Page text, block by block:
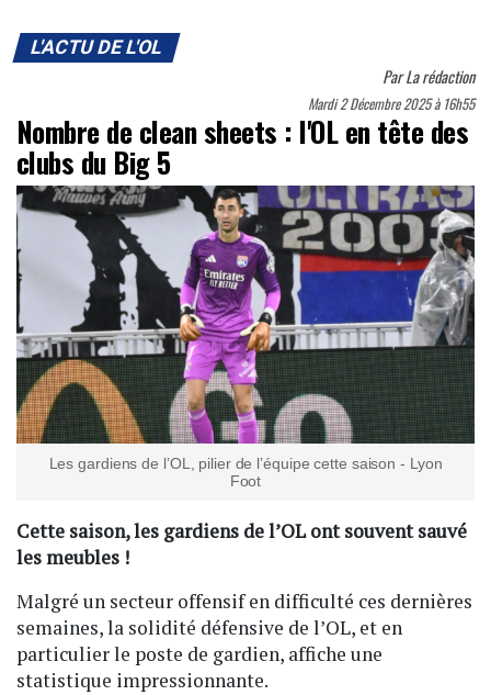
L'ACTU DE L'OL
ParLa rédaction
Mardi 2 Décembre 2025 à 16h55
Nombre de clean sheets : l'OL en tête des
clubs du Big 5
Les gardiens de l’OL, pilier de l’équipe cette saison - Lyon
Foot
Cette saison, les gardiens de l’OL ont souvent sauvé
les meubles !
Malgré un secteur offensif en difficulté ces dernières
semaines, la solidité défensive de l’OL, et en
particulier le poste de gardien, affiche une
statistique impressionnante.